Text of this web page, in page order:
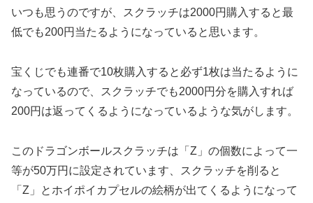
いつも思うのですが、スクラッチは2000円購入すると最
低でも200円当たるようになっていると思います。
宝くじでも連番で10枚購入すると必ず1枚は当たるように
なっているので、スクラッチでも2000円分を購入すれば
200円は返ってくるようになっているような気がします。
このドラゴンボールスクラッチは「Z」の個数によって一
等が50万円に設定されています、スクラッチを削ると
「Z」とホイポイカプセルの絵柄が出てくるようになって